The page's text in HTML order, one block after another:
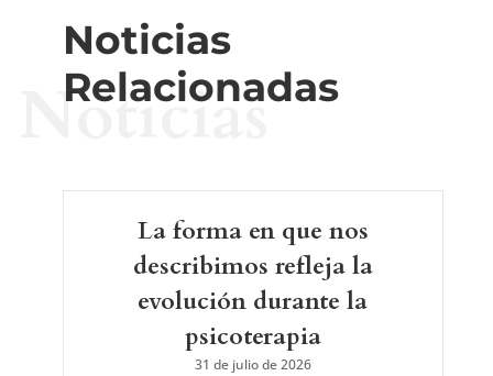
Noticias
Relacionadas
Noticias
La forma en que nos
describimos refleja la
evolución durante la
psicoterapia
31 de julio de 2026